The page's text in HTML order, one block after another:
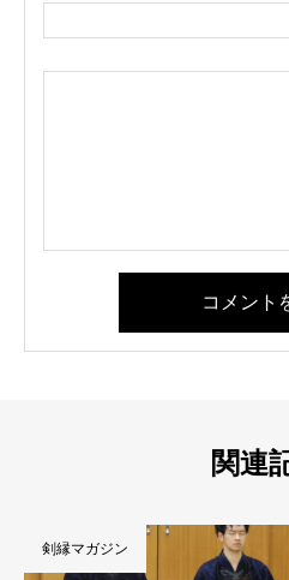
コメント
関連
剣縁マガジン